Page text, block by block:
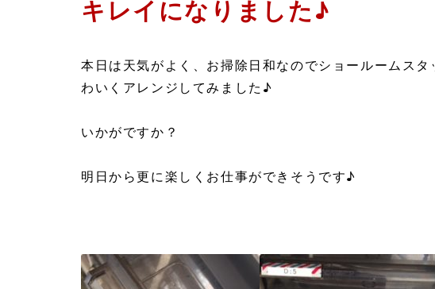
キレイになりました♪
本日は天気がよく、お掃除日和なのでショールームス
わいくアレンジしてみました♪
いかがですか？
明日から更に楽しくお仕事ができそうです♪